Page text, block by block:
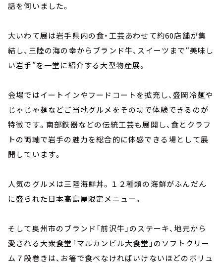
話を伺いました。
大いわて展は岩手県内の食・工芸あわせて約60店舗が集
結し、三陸の海の幸からブランド牛、スイーツまで“美味し
い岩手”を一堂に紹介する大型物産展。
会場ではイートインやフードコートを拡充し、盛岡冷麺や
じゃじゃ麺などご当地グルメをその場で体験できるのが
特徴です。南部鉄器などの伝統工芸も展開し、食とクラフ
トの両軸で岩手の魅力を総合的に体感できる場として展
開しています。
人気のグルメは三陸海鮮丼。１２種類の海鮮がふんだん
に盛られた日本高島屋限定メニュー。
そして奥州市のブランド「前沢牛」のステーキ、地元から
愛される大衆食堂「マルカンビル大食堂」のソフトクリー
ム７段巻きは、お箸で食べなければいけないほどのボリュ